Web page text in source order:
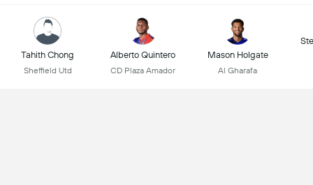
Tahith Chong
Sheffield Utd
Alberto Quintero
CD Plaza Amador
Mason Holgate
Al Gharafa